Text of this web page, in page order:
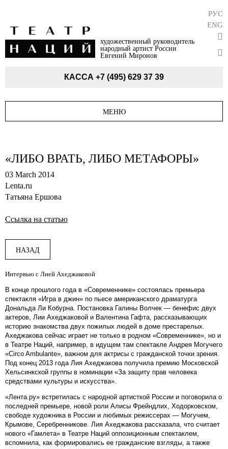
художественный руководитель
народный артист России
Евгений Миронов
РУС
ENG
КАССА +7 (495) 629 37 39
МЕНЮ
«ЛИБО ВРАТЬ, ЛИБО МЕТАФОРЫ»
03 March 2014
Lenta.ru
Татьяна Ершова
Ссылка на статью
НАЗАД
Интервью с Лией Ахеджаковой
В конце прошлого года в «Современнике» состоялась премьера
спектакля «Игра в джин» по пьесе американского драматурга
Дональда Ли Кобурна. Постановка Галины Волчек — бенефис двух
актеров, Лии Ахеджаковой и Валентина Гафта, рассказывающих
историю знакомства двух пожилых людей в доме престарелых.
Ахеджакова сейчас играет не только в родном «Современнике», но и
в Театре Наций, например, в идущем там спектакле Андрея Могучего
«Circo Ambulante», важном для актрисы с гражданской точки зрения.
Под конец 2013 года Лия Ахеджакова получила премию Московской
Хельсинкской группы в номинации «За защиту прав человека
средствами культуры и искусства».
«Лента.ру» встретилась с народной артисткой России и поговорила о
последней премьере, новой роли Алисы Фрейндлих, Ходорковском,
свободе художника в России и любимых режиссерах — Могучем,
Крымове, Серебренникове. Лия Ахеджакова рассказала, что считает
нового «Гамлета» в Театре Наций оппозиционным спектаклем,
вспомнила, как формировались ее гражданские взгляды, а также